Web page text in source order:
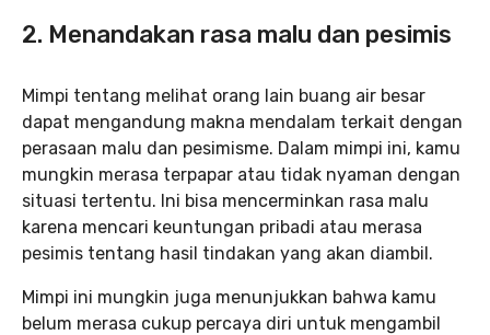
2. Menandakan rasa malu dan pesimis
Mimpi tentang melihat orang lain buang air besar
dapat mengandung makna mendalam terkait dengan
perasaan malu dan pesimisme. Dalam mimpi ini, kamu
mungkin merasa terpapar atau tidak nyaman dengan
situasi tertentu. Ini bisa mencerminkan rasa malu
karena mencari keuntungan pribadi atau merasa
pesimis tentang hasil tindakan yang akan diambil.
Mimpi ini mungkin juga menunjukkan bahwa kamu
belum merasa cukup percaya diri untuk mengambil